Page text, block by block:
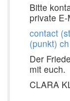
Bitte
private
contact
(punkt) ch
Der
mit euch.
CLARA